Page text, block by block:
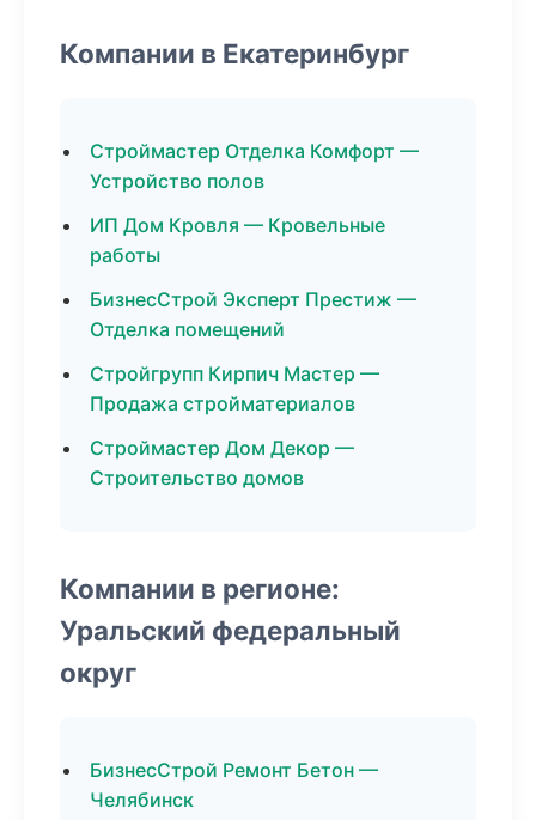
Компании в Екатеринбург
Строймастер Отделка Комфорт —
Устройство полов
ИП Дом Кровля — Кровельные
работы
БизнесСтрой Эксперт Престиж —
Отделка помещений
Стройгрупп Кирпич Мастер —
Продажа стройматериалов
Строймастер Дом Декор —
Строительство домов
Компании в регионе:
Уральский федеральный
округ
БизнесСтрой Ремонт Бетон —
Челябинск